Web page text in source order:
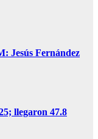
Jesús Fernández
llegaron 47.8